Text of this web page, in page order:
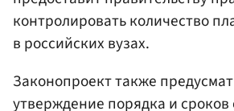
контролировать количество
в российских вузах.
Законопроект также
утверждение порядка и